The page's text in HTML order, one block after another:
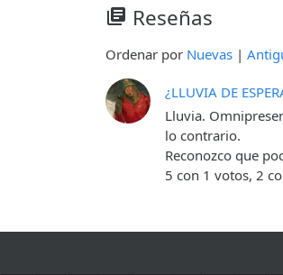
library_books Reseñas
Ordenar por Nuevas |
¿LLUVIA DE
Lluvia.
lo contrario.
Reconozco que
5 con 1 votos, 2